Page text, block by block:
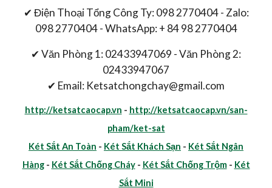
✔ Điện Thoại Tổng Công Ty: 098 2770404 - Zalo:
098 2770404 - WhatsApp: + 84 98 2770404
✔ Văn Phòng 1: 02433947069 - Văn Phòng 2:
02433947067
✔ Email: Ketsatchongchay@gmail.com
http://ketsatcaocap.vn - http://ketsatcaocap.vn/san-
pham/ket-sat
Két Sắt An Toàn - Két Sắt Khách Sạn - Két Sắt Ngân
Hàng- Két Sắt Chống Cháy- Két Sắt Chống Trộm- Két
Sắt Mini